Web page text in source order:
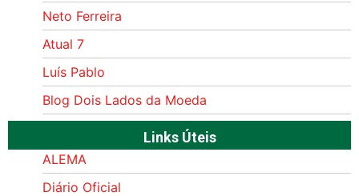
Neto Ferreira
Atual 7
Luís Pablo
Blog Dois Lados da Moeda
Links Úteis
ALEMA
Diário Oficial